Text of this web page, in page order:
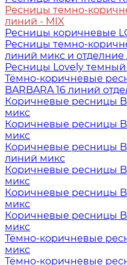
Ресницы темно-
линий - MIX
Ресницы коричневые
Ресницы темно-
линий микс и
Ресницы Lovely
Тёмно-коричневые
BARBARA 16 линий
Коричневые ресницы
микс
Коричневые ресницы
микс
Коричневые ресницы
линий микс
Коричневые ресницы
микс
Коричневые ресницы
микс
Коричневые ресницы
микс
Тёмно-коричневые
микс
Тёмно-коричневые